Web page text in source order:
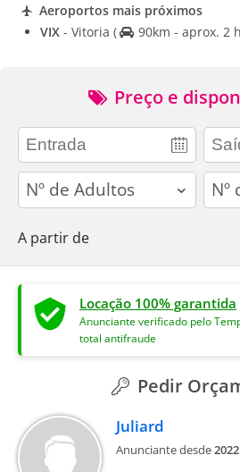
Aeroportos mais próximos
VIX - Vitoria ( 90km - aprox. 2
Preço e
adults
A partir de
Locação 100% garantida
Anunciante verificado pelo
total antifraude
Pedir
Juliard
Anunciante desde2022